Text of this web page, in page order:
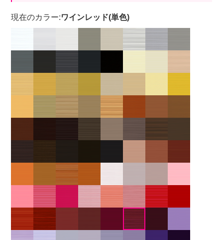
現在のカラー:ワインレッド(単色)